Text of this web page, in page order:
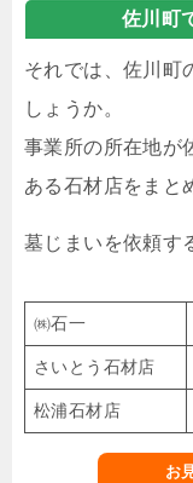
佐川町
それでは、佐川町
しょうか。
事業所の所在地が
ある石材店をまと
墓じまいを依頼す
㈱石一
さいとう石材店
松浦石材店
お